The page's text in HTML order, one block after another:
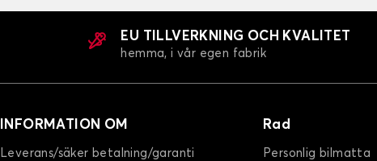
EU TILLVERKNING OCH KVALITET
hemma, i vår egen fabrik
INFORMATION OM
Leverans/säker betalning/garanti
Rad
Personlig bilmatta